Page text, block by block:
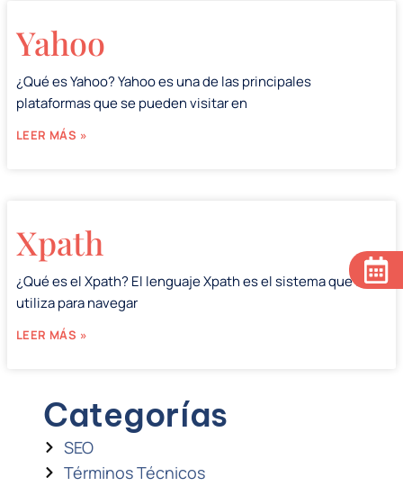
Yahoo
¿Qué es Yahoo? Yahoo es una de las principales
plataformas que se pueden visitar en
LEER MÁS »
Xpath
¿Qué es el Xpath? El lenguaje Xpath es el sistema que se
utiliza para navegar
LEER MÁS »
Categorías
SEO
Términos Técnicos